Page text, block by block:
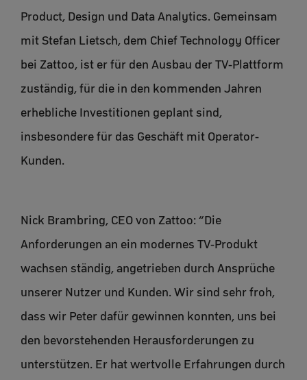
Product, Design und Data Analytics. Gemeinsam
mit Stefan Lietsch, dem Chief Technology Officer
bei Zattoo, ist er für den Ausbau der TV-Plattform
zuständig, für die in den kommenden Jahren
erhebliche Investitionen geplant sind,
insbesondere für das Geschäft mit Operator-
Kunden.
Nick Brambring, CEO von Zattoo: “Die
Anforderungen an ein modernes TV-Produkt
wachsen ständig, angetrieben durch Ansprüche
unserer Nutzer und Kunden. Wir sind sehr froh,
dass wir Peter dafür gewinnen konnten, uns bei
den bevorstehenden Herausforderungen zu
unterstützen. Er hat wertvolle Erfahrungen durch